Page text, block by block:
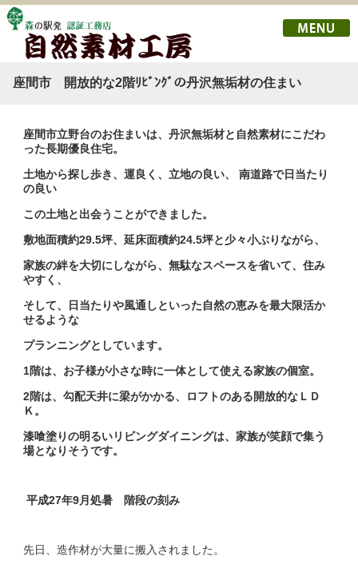
座間市 開放的な2階ﾘﾋﾞﾝｸﾞの丹沢無垢材の住まい
座間市立野台のお住まいは、丹沢無垢材と自然素材にこだわ
った長期優良住宅。
土地から探し歩き、運良く、立地の良い、 南道路で日当たり
の良い
この土地と出会うことができました。
敷地面積約29.5坪、延床面積約24.5坪と少々小ぶりながら、
家族の絆を大切にしながら、無駄なスペースを省いて、住み
やすく、
そして、日当たりや風通しといった自然の恵みを最大限活か
せるような
プランニングとしています。
1階は、お子様が小さな時に一体として使える家族の個室。
2階は、勾配天井に梁がかかる、ロフトのある開放的なＬＤ
Ｋ。
漆喰塗りの明るいリビングダイニングは、家族が笑顔で集う
場となりそうです。
平成27年9月処暑 階段の刻み
先日、造作材が大量に搬入されました。